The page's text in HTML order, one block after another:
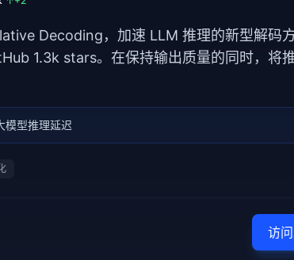
Decoding，加速 LLM 推理的新型解码
1.3k stars。在保持输出质量的同时，将
模型推理延迟
访